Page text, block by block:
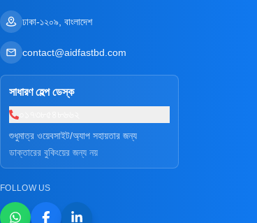
ঢাকা-১২০৯, বাংলাদেশ
contact@aidfastbd.com
সাধারণ হেল্প ডেস্ক
শুধুমাত্র ওয়েবসাইট/অ্যাপ সহায়তার জন্য
ডাক্তারের বুকিংয়ের জন্য নয়
FOLLOW US